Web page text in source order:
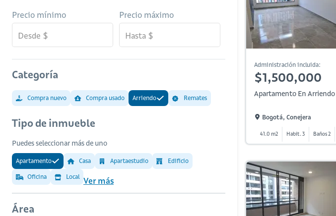
Precio mínimo Precio máximo
Categoría
Compra nuevo Compra usado Arriendo Remates
Tipo de inmueble
Puedes seleccionar más de uno
Apartamento Casa Apartaestudio Edificio
Oficina Local Ver más
Área
Administración incluida:
$1,500,000
Apartamento En Arriendo
Bogotá, Conejera
41.0 m2 Habit. 3 Baños 2